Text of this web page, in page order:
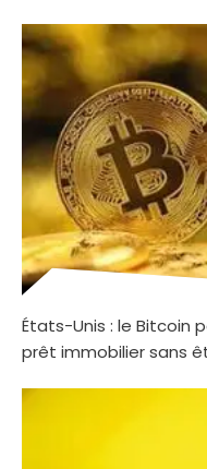
États-Unis : le Bitcoin
prêt immobilier sans